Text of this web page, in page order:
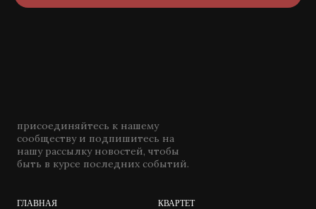
присоединяйтесь к нашему
сообществу и подпишитесь на
нашу рассылку новостей, чтобы
быть в курсе последних событий.
ГЛАВНАЯ КВАРТЕТ